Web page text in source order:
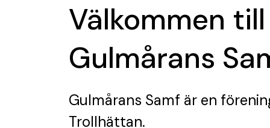
Välkommen till
Gulmårans
Gulmårans Samf är en
Trollhättan.